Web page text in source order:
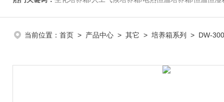
当前位置： 首页 > 产品中心 > 其它 > 培养箱系列 > DW-